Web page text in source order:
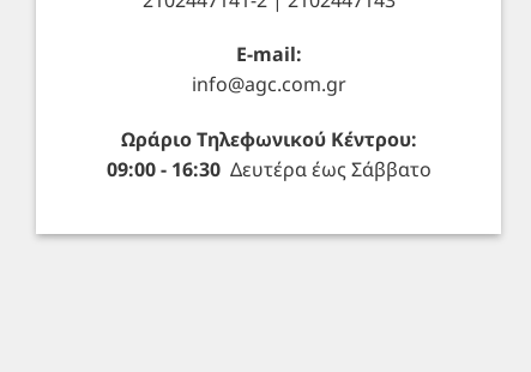
E-mail:
info@agc.com.gr
Ωράριο Τηλεφωνικού Κέντρου:
09:00 - 16:30Δευτέρα έως Σάββατο